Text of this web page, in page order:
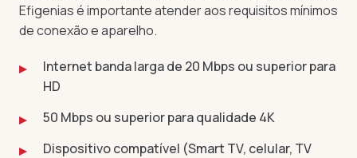
Efigenias é importante atender aos requisitos mínimos
de conexão e aparelho.
Internet banda larga de 20 Mbps ou superior para
HD
50 Mbps ou superior para qualidade 4K
Dispositivo compatível (Smart TV, celular, TV